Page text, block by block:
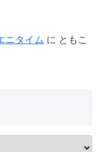
ニタイム に ともこ